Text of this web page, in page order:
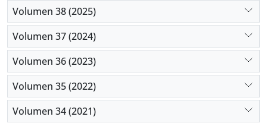
Volumen 38 (2025)
Volumen 37 (2024)
Volumen 36 (2023)
Volumen 35 (2022)
Volumen 34 (2021)